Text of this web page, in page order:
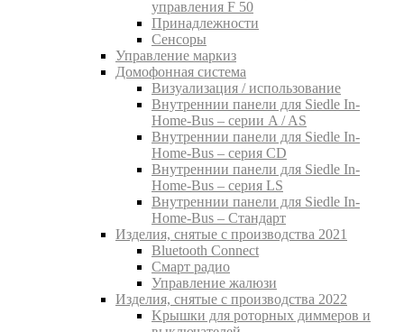
управления F 50
Принадлежности
Сенсоры
Управление маркиз
Домофонная система
Визуализация / использование
Внутреннии панели для Siedle In-
Home-Bus – серии A / AS
Внутреннии панели для Siedle In-
Home-Bus – серия CD
Внутреннии панели для Siedle In-
Home-Bus – серия LS
Внутреннии панели для Siedle In-
Home-Bus – Стандарт
Изделия, снятые с производства 2021
Bluetooth Connect
Смарт радио
Управление жалюзи
Изделия, снятые с производства 2022
Kрышки для роторных диммеров и